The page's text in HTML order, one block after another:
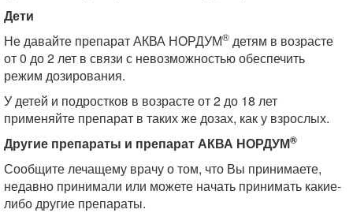
Дети
Не давайте препарат АКВА НОРДУМ® детям в возрасте
от 0 до 2 лет в связи с невозможностью обеспечить
режим дозирования.
У детей и подростков в возрасте от 2 до 18 лет
применяйте препарат в таких же дозах, как у взрослых.
Другие препараты и препарат АКВА НОРДУМ®
Сообщите лечащему врачу о том, что Вы принимаете,
недавно принимали или можете начать принимать какие-
либо другие препараты.